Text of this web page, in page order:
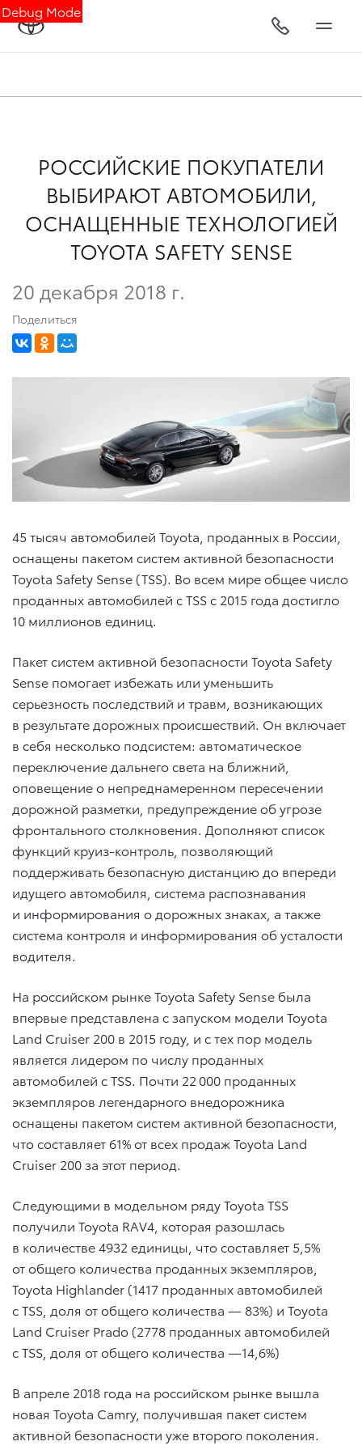
Debug Mode
РОССИЙСКИЕ ПОКУПАТЕЛИ
ВЫБИРАЮТ АВТОМОБИЛИ,
ОСНАЩЕННЫЕ ТЕХНОЛОГИЕЙ
TOYOTA SAFETY SENSE
20 декабря 2018 г.
Поделиться
45 тысяч автомобилей Toyota, проданных в России,
оснащены пакетом систем активной безопасности
Toyota Safety Sense (TSS). Во всем мире общее число
проданных автомобилей с TSS с 2015 года достигло
10 миллионов единиц.
Пакет систем активной безопасности Toyota Safety
Sense помогает избежать или уменьшить
серьезность последствий и травм, возникающих
в результате дорожных происшествий. Он включает
в себя несколько подсистем: автоматическое
переключение дальнего света на ближний,
оповещение о непреднамеренном пересечении
дорожной разметки, предупреждение об угрозе
фронтального столкновения. Дополняют список
функций круиз-контроль, позволяющий
поддерживать безопасную дистанцию до впереди
идущего автомобиля, система распознавания
и информирования о дорожных знаках, а также
система контроля и информирования об усталости
водителя.
На российском рынке Toyota Safety Sense была
впервые представлена c запуском модели Toyota
Land Cruiser 200 в 2015 году, и с тех пор модель
является лидером по числу проданных
автомобилей с TSS. Почти 22 000 проданных
экземпляров легендарного внедорожника
оснащены пакетом систем активной безопасности,
что составляет 61% от всех продаж Toyota Land
Cruiser 200 за этот период.
Следующими в модельном ряду Toyota TSS
получили Toyota RAV4, которая разошлась
в количестве 4932 единицы, что составляет 5,5%
от общего количества проданных экземпляров,
Toyota Highlander (1417 проданных автомобилей
с TSS, доля от общего количества — 83%) и Toyota
Land Cruiser Prado (2778 проданных автомобилей
с TSS, доля от общего количества —14,6%)
В апреле 2018 года на российском рынке вышла
новая Toyota Camry, получившая пакет систем
активной безопасности уже второго поколения.